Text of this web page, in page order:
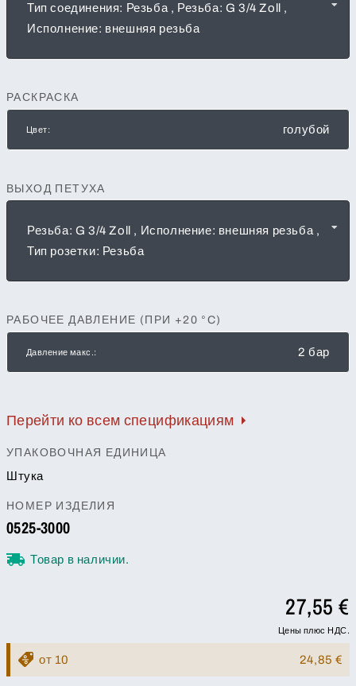
Тип соединения: Резьба , Резьба: G 3/4 Zoll ,
Исполнение: внешняя резьба
РАСКРАСКА
Цвет: голубой
ВЫХОД ПЕТУХА
Резьба: G 3/4 Zoll , Исполнение: внешняя резьба ,
Тип розетки: Резьба
РАБОЧЕЕ ДАВЛЕНИЕ (ПРИ +20 °C)
Давление макс.: 2 бар
Перейти ко всем спецификациям
УПАКОВОЧНАЯ ЕДИНИЦА
Штука
НОМЕР ИЗДЕЛИЯ
0525-3000
Товар в наличии.
27,55 €
Цены плюс НДС.
от 10 24,85 €